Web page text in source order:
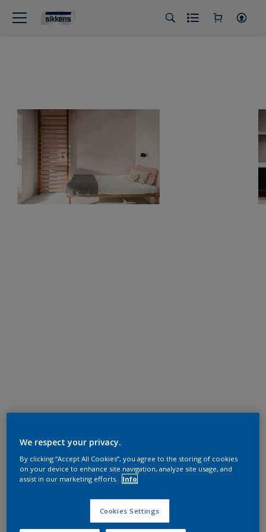
We respect your privacy.
By clicking “Accept All Cookies”, you agree to the storing of cookies
on your device to enhance site navigation, analyze site usage, and
assist in our marketing efforts.
Info
Cookies Settings